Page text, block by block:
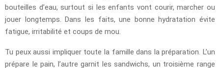
bouteilles d’eau, surtout si les enfants vont courir, marcher ou
jouer longtemps. Dans les faits, une bonne hydratation évite
fatigue, irritabilité et coups de mou.
Tu peux aussi impliquer toute la famille dans la préparation. L’un
prépare le pain, l’autre garnit les sandwichs, un troisième range